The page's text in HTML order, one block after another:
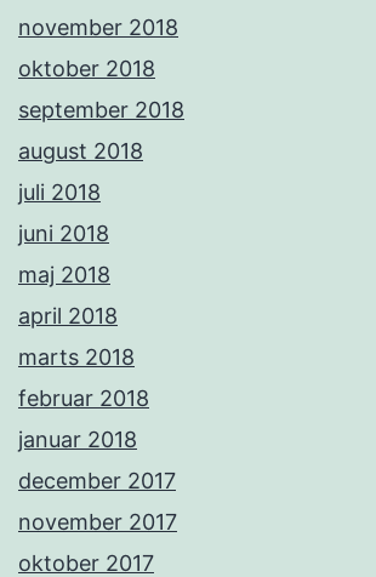
november 2018
oktober 2018
september 2018
august 2018
juli 2018
juni 2018
maj 2018
april 2018
marts 2018
februar 2018
januar 2018
december 2017
november 2017
oktober 2017